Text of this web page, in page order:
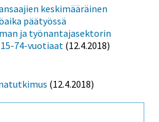
keskimääräinen
päätyössä
ja työnantajasektorin
15-74-vuotiaat (12.4.2018)
(12.4.2018)